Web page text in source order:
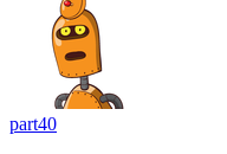
part40